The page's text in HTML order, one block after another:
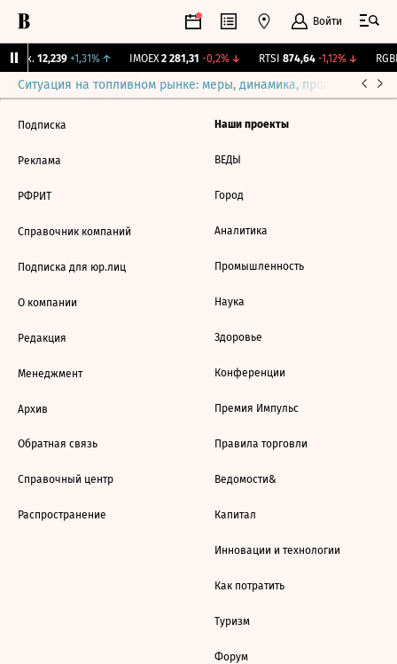
Войти
Бирж. 12,239 +1,31%↑ IMOEX 2 281,31 -0,2%↓ RTSI 874,64 -1,12%↓ RGBI
Ситуация на топливном рынке: меры, динамика, прогнозы
Подписка
Реклама
РФРИТ
Справочник компаний
Подписка для юр.лиц
О компании
Редакция
Менеджмент
Архив
Обратная связь
Справочный центр
Распространение
Наши проекты
ВЕДЫ
Город
Аналитика
Промышленность
Наука
Здоровье
Конференции
Премия Импульс
Правила торговли
Ведомости&
Капитал
Инновации и технологии
Как потратить
Туризм
Форум